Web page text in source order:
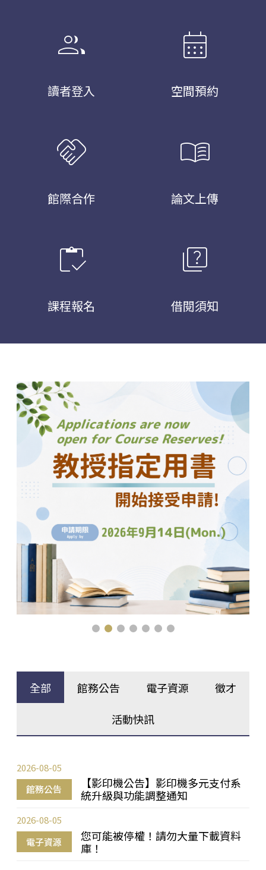
group
讀者登入
calendar_month
空間預約
handshake
館際合作
menu_book
論文上傳
inventory
課程報名
quiz
借閱須知
全部 館務公告 電子資源 徵才
活動快訊
館務公告
【影印機公告】影印機多元支付系
統升級與功能調整通知
2026-08-05
電子資源
您可能被停權！請勿大量下載資料
庫！
2026-08-05